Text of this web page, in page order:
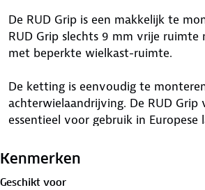
De RUD Grip is een makkelijk te
RUD Grip slechts 9 mm vrije
met beperkte wielkast-ruimte.
De ketting is eenvoudig te
achterwielaandrijving. De RUD Grip
essentieel voor gebruik in Europese
Kenmerken
Geschikt voor